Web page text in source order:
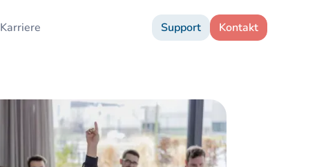
Karriere Support Kontakt